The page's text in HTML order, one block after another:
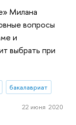
Милана
вопросы
и
выбрать при
бакалавриат
22 июня 2020